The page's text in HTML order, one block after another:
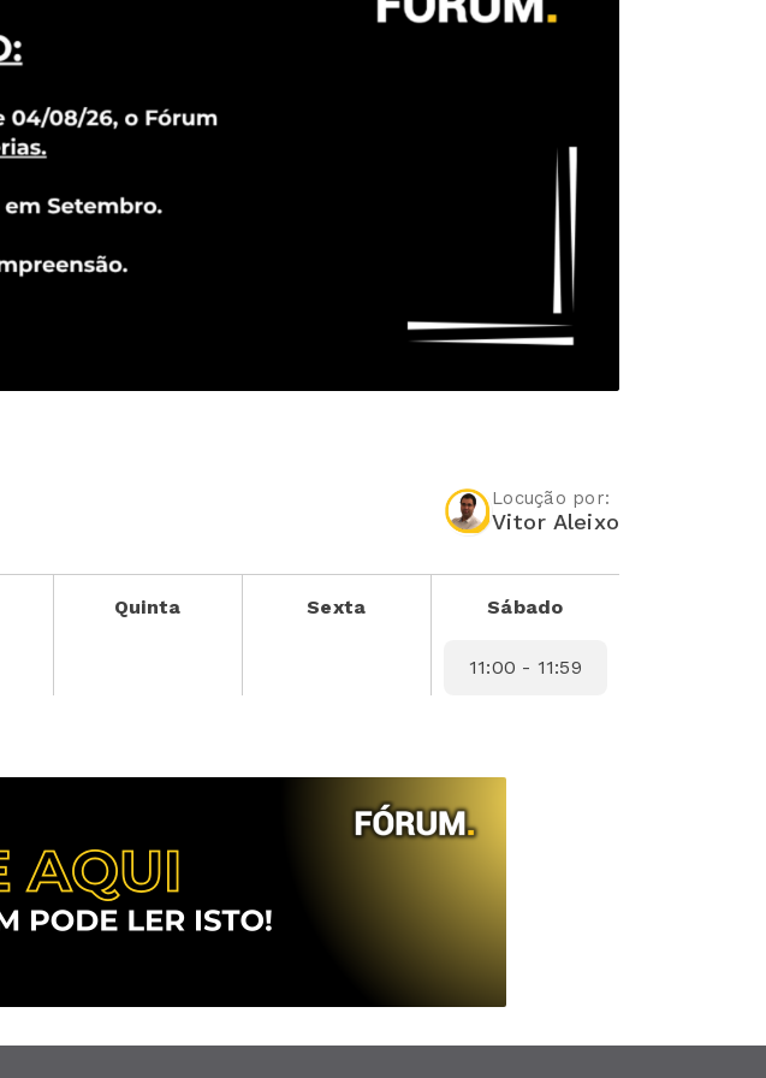
Locução por:
Vitor Aleixo
Quinta Sexta Sábado
11:00 - 11:59